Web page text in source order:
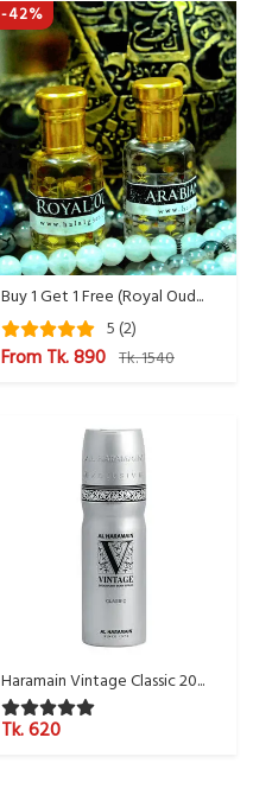
-42%
Buy 1 Get 1 Free (Royal Oud...
5 (2)
From Tk. 890 Tk. 1540
Haramain Vintage Classic 20...
Tk. 620